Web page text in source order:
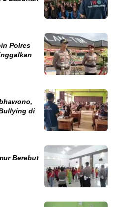
Polres
di
Berebut